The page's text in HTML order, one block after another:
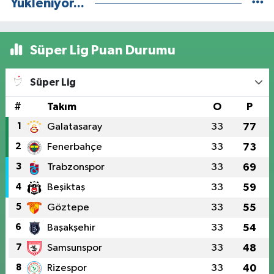
Yükleniyor...
Süper Lig Puan Durumu
Süper Lig
# Takım O P
1 Galatasaray 33 77
2 Fenerbahçe 33 73
3 Trabzonspor 33 69
4 Beşiktaş 33 59
5 Göztepe 33 55
6 Başakşehir 33 54
7 Samsunspor 33 48
8 Rizespor 33 40